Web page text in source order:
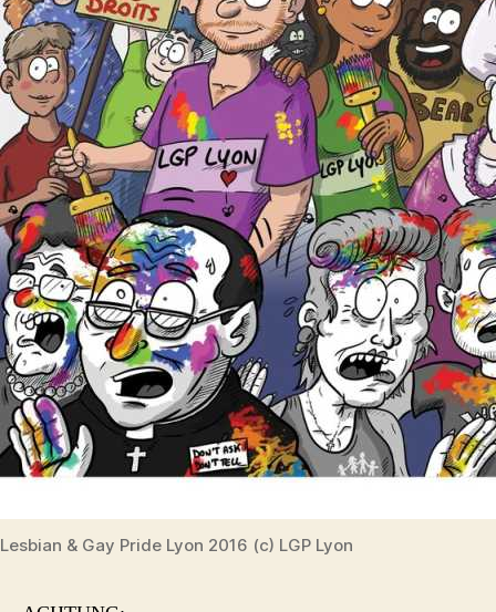
Lesbian & Gay Pride Lyon 2016 (c) LGP Lyon